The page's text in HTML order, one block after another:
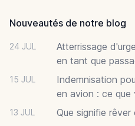
Nouveautés de notre blog
24 JUL
Atterrissage
en tant que
15 JUL
Indemnisation
en avion : ce que
13 JUL Que signifie